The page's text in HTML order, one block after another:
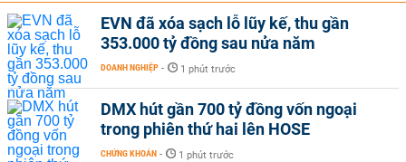
EVN đã xóa sạch lỗ lũy kế, thu gần
353.000 tỷ đồng sau nửa năm
DOANH NGHIỆP - 1 phút trước
DMX hút gần 700 tỷ đồng vốn ngoại
trong phiên thứ hai lên HOSE
CHỨNG KHOÁN - 1 phút trước